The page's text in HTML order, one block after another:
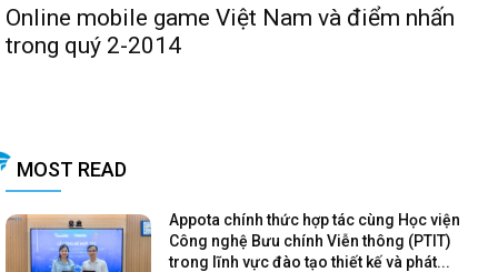
Online mobile game Việt Nam và điểm nhấn
trong quý 2-2014
MOST READ
Appota chính thức hợp tác cùng Học viện
Công nghệ Bưu chính Viễn thông (PTIT)
trong lĩnh vực đào tạo thiết kế và phát...